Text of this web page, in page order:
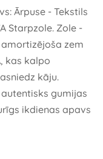
Ārpuse - Tekstils
Starpzole. Zole -
zem
kas kalpo
kāju.
gumijas
ikdienas apavs